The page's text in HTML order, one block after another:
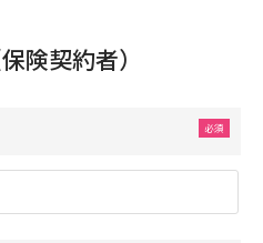
険契約者）